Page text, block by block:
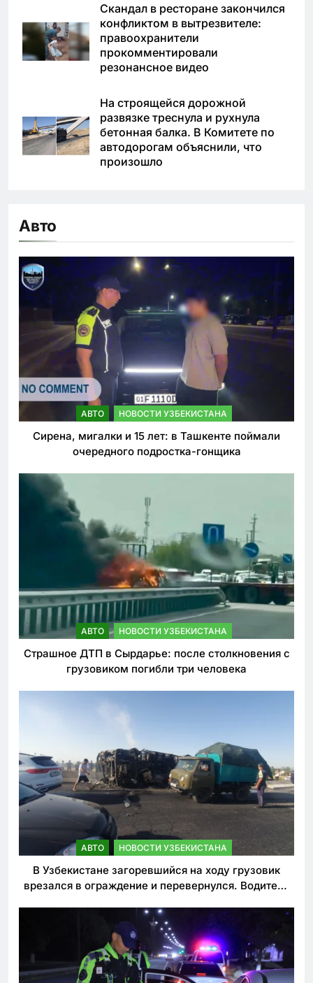
Скандал в ресторане закончился
конфликтом в вытрезвителе:
правоохранители
прокомментировали
резонансное видео
На строящейся дорожной
развязке треснула и рухнула
бетонная балка. В Комитете по
автодорогам объяснили, что
произошло
Авто
АВТО НОВОСТИ УЗБЕКИСТАНА
Сирена, мигалки и 15 лет: в Ташкенте поймали
очередного подростка-гонщика
АВТО НОВОСТИ УЗБЕКИСТАНА
Страшное ДТП в Сырдарье: после столкновения с
грузовиком погибли три человека
АВТО НОВОСТИ УЗБЕКИСТАНА
В Узбекистане загоревшийся на ходу грузовик
врезался в ограждение и перевернулся. Водитель